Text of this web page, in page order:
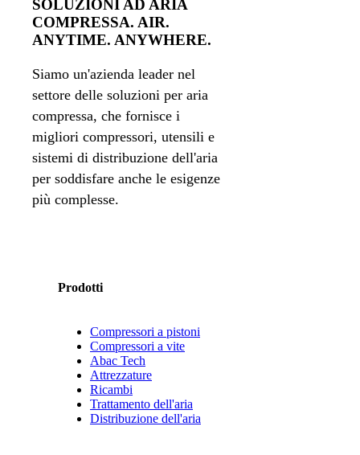
SOLUZIONI AD ARIA
COMPRESSA. AIR.
ANYTIME. ANYWHERE.
Siamo un'azienda leader nel
settore delle soluzioni per aria
compressa, che fornisce i
migliori compressori, utensili e
sistemi di distribuzione dell'aria
per soddisfare anche le esigenze
più complesse.
Prodotti
Compressori a pistoni
Compressori a vite
Abac Tech
Attrezzature
Ricambi
Trattamento dell'aria
Distribuzione dell'aria